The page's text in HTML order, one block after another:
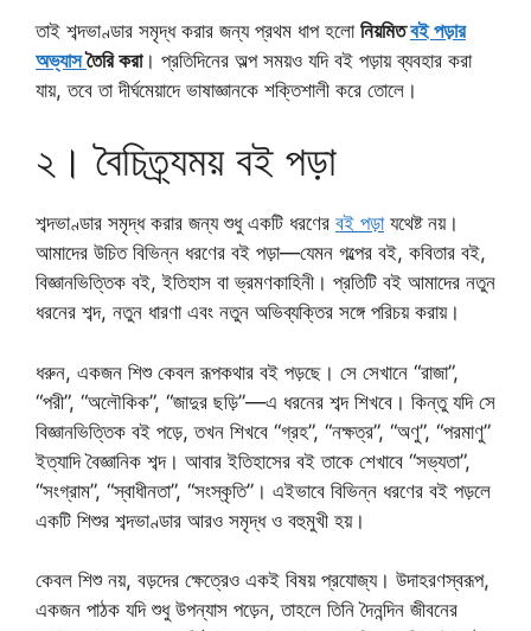
তাই শব্দভাণ্ডার সমৃদ্ধ করার জন্য প্রথম ধাপ হলো নিয়মিতবই পড়ার
অভ্যাসতৈরি করা। প্রতিদিনের অল্প সময়ও যদি বই পড়ায় ব্যবহার করা
যায়, তবে তা দীর্ঘমেয়াদে ভাষাজ্ঞানকে শক্তিশালী করে তোলে।
২। বৈচিত্র্যময় বই পড়া
শব্দভাণ্ডার সমৃদ্ধ করার জন্য শুধু একটি ধরণের বই পড়াযথেষ্ট নয়।
আমাদের উচিত বিভিন্ন ধরণের বই পড়া—যেমন গল্পের বই, কবিতার বই,
বিজ্ঞানভিত্তিক বই, ইতিহাস বা ভ্রমণকাহিনী। প্রতিটি বই আমাদের নতুন
ধরনের শব্দ, নতুন ধারণা এবং নতুন অভিব্যক্তির সঙ্গে পরিচয় করায়।
ধরুন, একজন শিশু কেবল রূপকথার বই পড়ছে। সে সেখানে “রাজা”,
“পরী”, “অলৌকিক”, “জাদুর ছড়ি”—এ ধরনের শব্দ শিখবে। কিন্তু যদি সে
বিজ্ঞানভিত্তিক বই পড়ে, তখন শিখবে “গ্রহ”, “নক্ষত্র”, “অণু”, “পরমাণু”
ইত্যাদি বৈজ্ঞানিক শব্দ। আবার ইতিহাসের বই তাকে শেখাবে “সভ্যতা”,
“সংগ্রাম”, “স্বাধীনতা”, “সংস্কৃতি”। এইভাবে বিভিন্ন ধরণের বই পড়লে
একটি শিশুর শব্দভাণ্ডার আরও সমৃদ্ধ ও বহুমুখী হয়।
কেবল শিশু নয়, বড়দের ক্ষেত্রেও একই বিষয় প্রযোজ্য। উদাহরণস্বরূপ,
একজন পাঠক যদি শুধু উপন্যাস পড়েন, তাহলে তিনি দৈনন্দিন জীবনের